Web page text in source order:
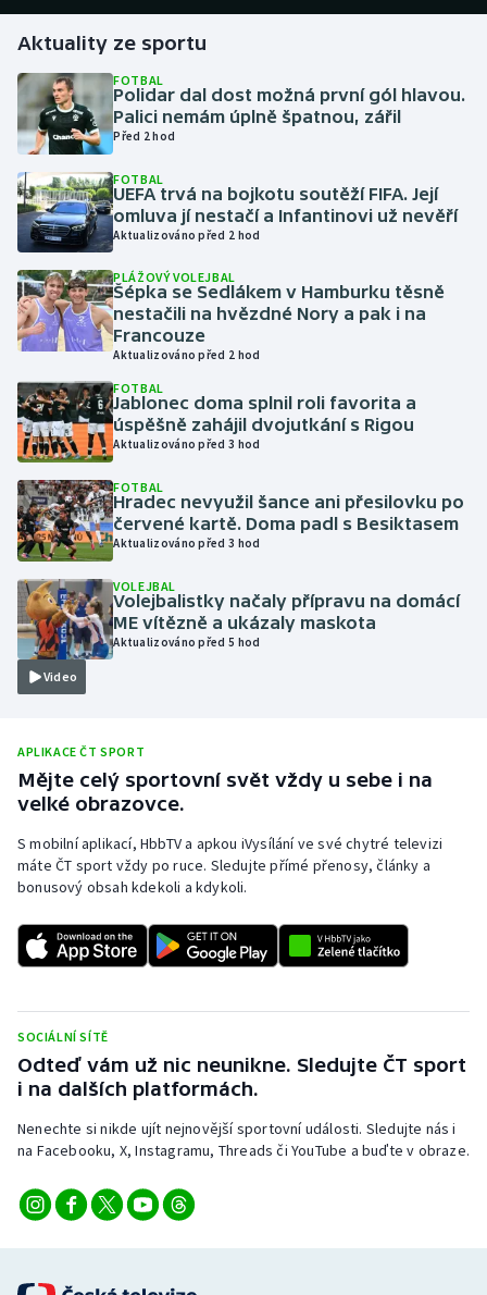
Golf
Gymnastika
Házená
Jezdectví
Judo
Krasobruslení
Lezení
Lyže a snowboard
Moderní pětiboj
Motorsport
Olympijské hry
Parasport
Plavání
Plážový volejbal
Ragby
Rychlobruslení
Rychlostní kanoistika
Sportovní střelba
Stolní tenis
Triatlon
Volejbal
Aktuality ze sportu
FOTBAL
Polidar dal dost možná první gól hlavou.
Palici nemám úplně špatnou, zářil
Před 2 hod
FOTBAL
UEFA trvá na bojkotu soutěží FIFA. Její
omluva jí nestačí a Infantinovi už nevěří
Aktualizováno před 2 hod
PLÁŽOVÝ VOLEJBAL
Šépka se Sedlákem v Hamburku těsně
nestačili na hvězdné Nory a pak i na
Francouze
Aktualizováno před 2 hod
FOTBAL
Jablonec doma splnil roli favorita a
úspěšně zahájil dvojutkání s Rigou
Aktualizováno před 3 hod
FOTBAL
Hradec nevyužil šance ani přesilovku po
červené kartě. Doma padl s Besiktasem
Aktualizováno před 3 hod
Video
VOLEJBAL
Volejbalistky načaly přípravu na domácí
ME vítězně a ukázaly maskota
Aktualizováno před 5 hod
APLIKACE ČT SPORT
Mějte celý sportovní svět vždy u sebe i na
velké obrazovce.
S mobilní aplikací, HbbTV a apkou iVysílání ve své chytré televizi
máte ČT sport vždy po ruce. Sledujte přímé přenosy, články a
bonusový obsah kdekoli a kdykoli.
SOCIÁLNÍ SÍTĚ
Odteď vám už nic neunikne. Sledujte ČT sport
i na dalších platformách.
Nenechte si nikde ujít nejnovější sportovní události. Sledujte nás i
na Facebooku, X, Instagramu, Threads či YouTube a buďte v obraze.